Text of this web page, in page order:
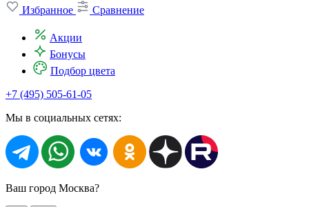
Избранное
Сравнение
Акции
Бонусы
Подбор цвета
+7 (495) 505-61-05
Мы в социальных сетях:
Ваш город Москва?